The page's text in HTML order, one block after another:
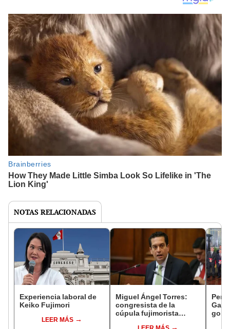
NOTAS RELACIONADAS
Experiencia laboral de
Keiko Fujimori
LEER MÁS
Miguel Ángel Torres:
congresista de la
cúpula fujimorista